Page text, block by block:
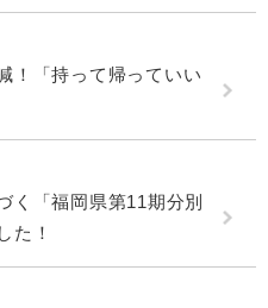
！「持って帰っていい
く「福岡県第11期分別
た！